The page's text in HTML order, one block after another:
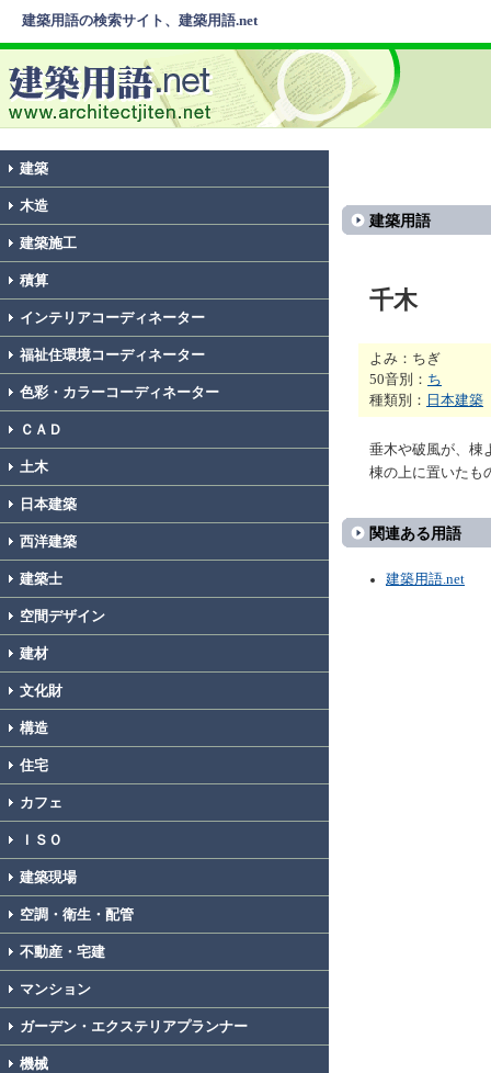
建築用語の検索サイト、建築用語.net
建築
木造
建築施工
積算
インテリアコーディネーター
福祉住環境コーディネーター
色彩・カラーコーディネーター
ＣＡＤ
土木
日本建築
西洋建築
建築士
空間デザイン
建材
文化財
構造
住宅
カフェ
ＩＳＯ
建築現場
空調・衛生・配管
不動産・宅建
マンション
ガーデン・エクステリアプランナー
機械
建築用語
千木
よみ：ちぎ
50音別： ち
種類別： 日本建築
垂木や破風が、棟
棟の上に置いたも
関連ある用語
建築用語.net